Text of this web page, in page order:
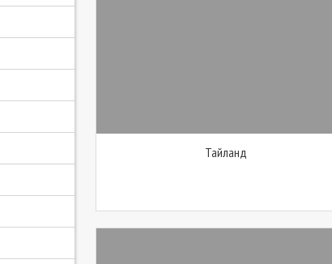
Тайланд